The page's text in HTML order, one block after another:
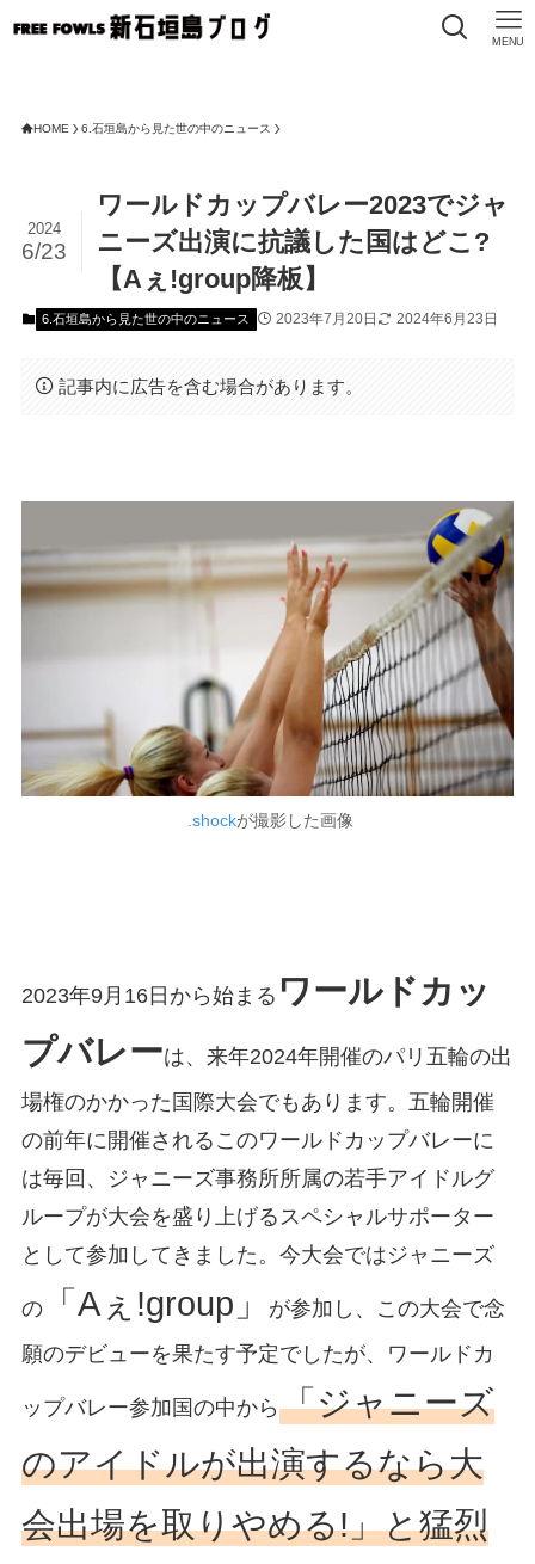
MENU
HOME 6.石垣島から見た世の中のニュース
ワールドカップバレー2023でジャ
ニーズ出演に抗議した国はどこ?
【Aぇ!group降板】
2024
6/23
6.石垣島から見た世の中のニュース 2023年7月20日 2024年6月23日
記事内に広告を含む場合があります。
.shockが撮影した画像
2023年9月16日から始まる ワールドカッ
プバレーは、来年2024年開催のパリ五輪の出
場権のかかった国際大会でもあります。五輪開催
の前年に開催されるこのワールドカップバレーに
は毎回、ジャニーズ事務所所属の若手アイドルグ
ループが大会を盛り上げるスペシャルサポーター
として参加してきました。今大会ではジャニーズ
の「Aぇ!group」
が参加し、この大会で念
願のデビューを果たす予定でしたが、ワールドカ
ップバレー参加国の中から 「ジャニーズ
のアイドルが出演するなら大
会出場を取りやめる!」と猛烈